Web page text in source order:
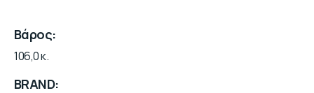
Βάρος
106,0 κ.
BRAND